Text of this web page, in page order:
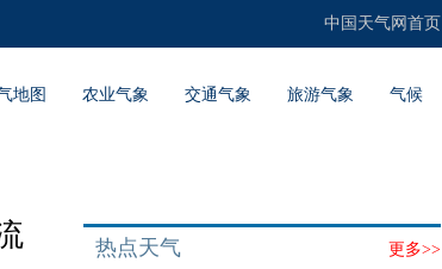
中国天气网首页
地图 农业气象 交通气象 旅游气象 气候
更多>>
热点天气